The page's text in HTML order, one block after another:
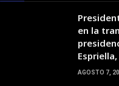
en la
AGOSTO 7,